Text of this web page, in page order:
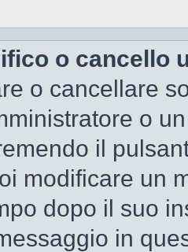
o cancello
o cancellare
o
il
modificare un
dopo il suo
in